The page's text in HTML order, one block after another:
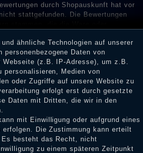
durch Shopauskunft hat vor
stattgefunden. Die Bewertungen
E-Mail können Händler die
und über die erfolgte Verifizierung im
ähnliche Technologien auf unserer
personenbezogene Daten von
Webseite (z.B. IP-Adresse), um z.B.
personalisieren, Medien von
oder Zugriffe auf unsere Website zu
erfolgt erst durch gesetzte
Daten mit Dritten, die wir in den
mit Einwilligung oder aufgrund eines
erfolgen. Die Zustimmung kann erteilt
besteht das Recht, nicht
zu einem späteren Zeitpunkt